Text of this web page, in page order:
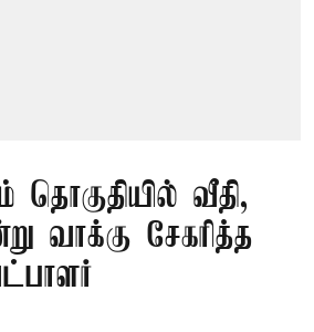
வீதி,
வாக்கு சேகரித்த